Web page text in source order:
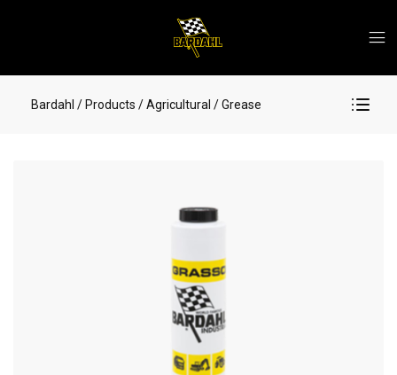
Bardahl / Products / Agricultural / Grease